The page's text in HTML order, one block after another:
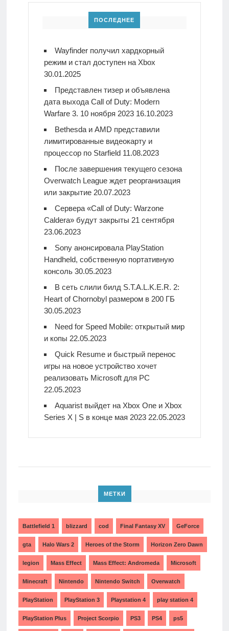
ПОСЛЕДНЕЕ
Wayfinder получил хардкорный
режим и стал доступен на Xbox
30.01.2025
Представлен тизер и объявлена
дата выхода Call of Duty: Modern
Warfare 3. 10 ноября 2023 16.10.2023
Bethesda и AMD представили
лимитированные видеокарту и
процессор по Starfield 11.08.2023
После завершения текущего сезона
Overwatch League ждет реорганизация
или закрытие 20.07.2023
Сервера «Call of Duty: Warzone
Caldera» будут закрыты 21 сентября
23.06.2023
Sony анонсировала PlayStation
Handheld, собственную портативную
консоль 30.05.2023
В сеть слили билд S.T.A.L.K.E.R. 2:
Heart of Chornobyl размером в 200 ГБ
30.05.2023
Need for Speed Mobile: открытый мир
и копы 22.05.2023
Quick Resume и быстрый перенос
игры на новое устройство хочет
реализовать Microsoft для PC
22.05.2023
Aquarist выйдет на Xbox One и Xbox
Series X | S в конце мая 2023 22.05.2023
МЕТКИ
Battlefield 1 blizzard cod Final Fantasy XV GeForce
gta Halo Wars 2 Heroes of the Storm Horizon Zero Dawn
legion Mass Effect Mass Effect: Andromeda Microsoft
Minecraft Nintendo Nintendo Switch Overwatch
PlayStation PlayStation 3 Playstation 4 play station 4
PlayStation Plus Project Scorpio PS3 PS4 ps5